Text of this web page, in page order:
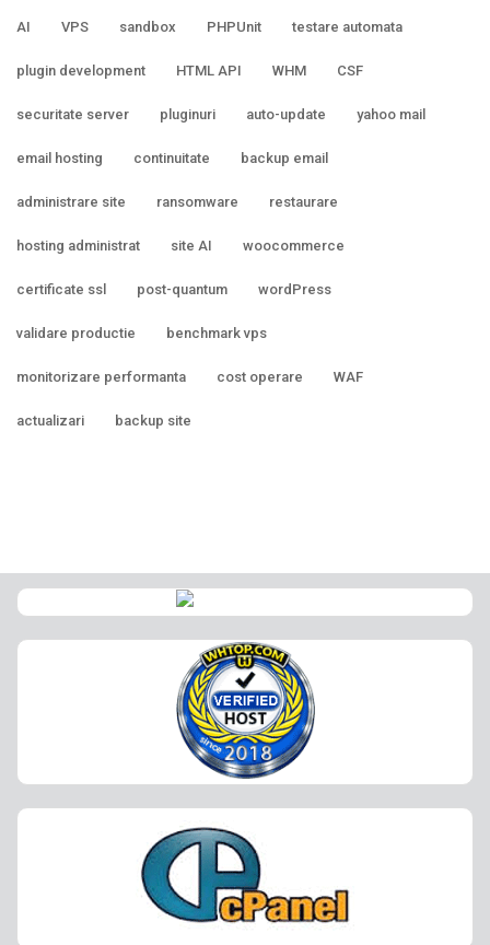
AI VPS sandbox PHPUnit testare automata
plugin development HTML API WHM CSF
securitate server pluginuri auto-update yahoo mail
email hosting continuitate backup email
administrare site ransomware restaurare
hosting administrat site AI woocommerce
certificate ssl post-quantum wordPress
validare productie benchmark vps
monitorizare performanta cost operare WAF
actualizari backup site